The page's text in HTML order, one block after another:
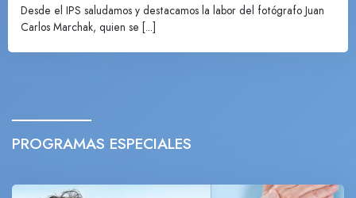
Desde el IPS saludamos y destacamos la labor del fotógrafo Juan
Carlos Marchak, quien se [...]
PROGRAMAS ESPECIALES